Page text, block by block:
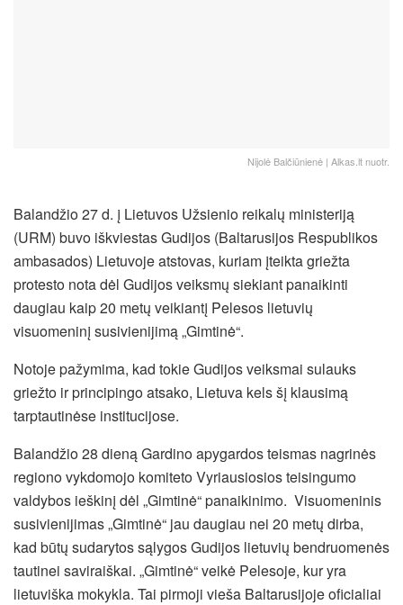
Nijolė Balčiūnienė | Alkas.lt nuotr.
Balandžio 27 d. į Lietuvos Užsienio reikalų ministeriją
(URM) buvo iškviestas Gudijos (Baltarusijos Respublikos
ambasados) Lietuvoje atstovas, kuriam įteikta griežta
protesto nota dėl Gudijos veiksmų siekiant panaikinti
daugiau kaip 20 metų veikiantį Pelesos lietuvių
visuomeninį susivienijimą „Gimtinė“.
Notoje pažymima, kad tokie Gudijos veiksmai sulauks
griežto ir principingo atsako, Lietuva kels šį klausimą
tarptautinėse institucijose.
Balandžio 28 dieną Gardino apygardos teismas nagrinės
regiono vykdomojo komiteto Vyriausiosios teisingumo
valdybos ieškinį dėl „Gimtinė“ panaikinimo. Visuomeninis
susivienijimas „Gimtinė“ jau daugiau nei 20 metų dirba,
kad būtų sudarytos sąlygos Gudijos lietuvių bendruomenės
tautinei saviraiškai. „Gimtinė“ veikė Pelesoje, kur yra
lietuviška mokykla. Tai pirmoji vieša Baltarusijoje oficialiai